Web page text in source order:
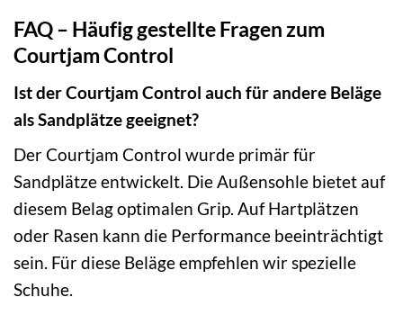
FAQ – Häufig gestellte Fragen zum
Courtjam Control
Ist der Courtjam Control auch für andere Beläge
als Sandplätze geeignet?
Der Courtjam Control wurde primär für
Sandplätze entwickelt. Die Außensohle bietet auf
diesem Belag optimalen Grip. Auf Hartplätzen
oder Rasen kann die Performance beeinträchtigt
sein. Für diese Beläge empfehlen wir spezielle
Schuhe.